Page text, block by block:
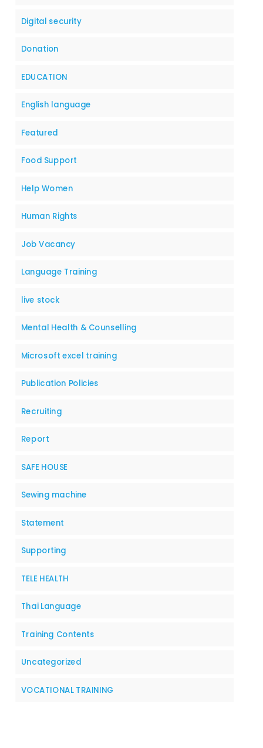
Digital security
Donation
EDUCATION
English language
Featured
Food Support
Help Women
Human Rights
Job Vacancy
Language Training
live stock
Mental Health & Counselling
Microsoft excel training
Publication Policies
Recruiting
Report
SAFE HOUSE
Sewing machine
Statement
Supporting
TELE HEALTH
Thai Language
Training Contents
Uncategorized
VOCATIONAL TRAINING